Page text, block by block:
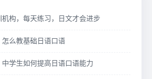
构，每天练习，日文才会进步
怎么教基础日语口语
中学生如何提高日语口语能力